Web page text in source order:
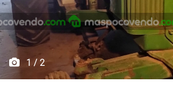
1 / 2